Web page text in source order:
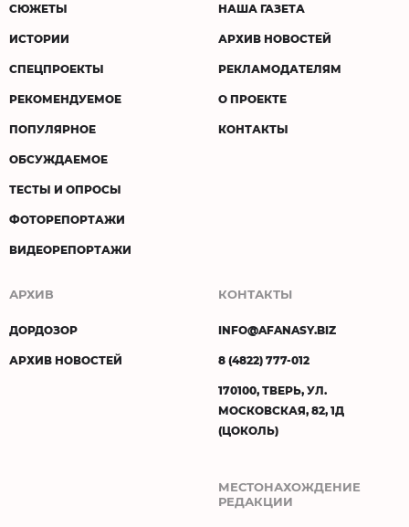
СЮЖЕТЫ
ИСТОРИИ
СПЕЦПРОЕКТЫ
РЕКОМЕНДУЕМОЕ
ПОПУЛЯРНОЕ
ОБСУЖДАЕМОЕ
ТЕСТЫ И ОПРОСЫ
ФОТОРЕПОРТАЖИ
ВИДЕОРЕПОРТАЖИ
НАША ГАЗЕТА
АРХИВ НОВОСТЕЙ
РЕКЛАМОДАТЕЛЯМ
О ПРОЕКТЕ
КОНТАКТЫ
АРХИВ
ДОРДОЗОР
АРХИВ НОВОСТЕЙ
КОНТАКТЫ
INFO@AFANASY.BIZ
8 (4822) 777-012
170100, ТВЕРЬ, УЛ.
МОСКОВСКАЯ, 82, 1Д
(ЦОКОЛЬ)
МЕСТОНАХОЖДЕНИЕ
РЕДАКЦИИ